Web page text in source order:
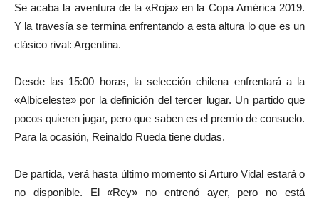
Se acaba la aventura de la «Roja» en la Copa América 2019.
Y la travesía se termina enfrentando a esta altura lo que es un
clásico rival: Argentina.
Desde las 15:00 horas, la selección chilena enfrentará a la
«Albiceleste» por la definición del tercer lugar. Un partido que
pocos quieren jugar, pero que saben es el premio de consuelo.
Para la ocasión, Reinaldo Rueda tiene dudas.
De partida, verá hasta último momento si Arturo Vidal estará o
no disponible. El «Rey» no entrenó ayer, pero no está